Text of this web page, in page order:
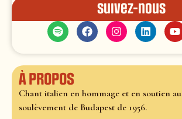
Suivez-nous
À propos
Chant italien en hommage et en soutien au
soulèvement de Budapest de 1956.